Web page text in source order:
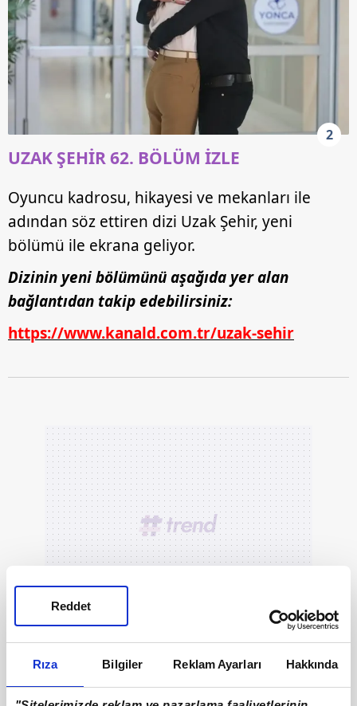
Rıza Bilgiler Reklam Ayarları Hakkında
Reddet
2
UZAK ŞEHİR 62. BÖLÜM İZLE
Oyuncu kadrosu, hikayesi ve mekanları ile
adından söz ettiren dizi Uzak Şehir, yeni
bölümü ile ekrana geliyor.
Dizinin yeni bölümünü aşağıda yer alan
bağlantıdan takip edebilirsiniz:
https://www.kanald.com.tr/uzak-sehir